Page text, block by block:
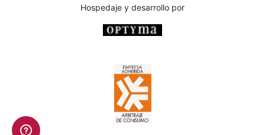
Hospedaje y desarrollo por